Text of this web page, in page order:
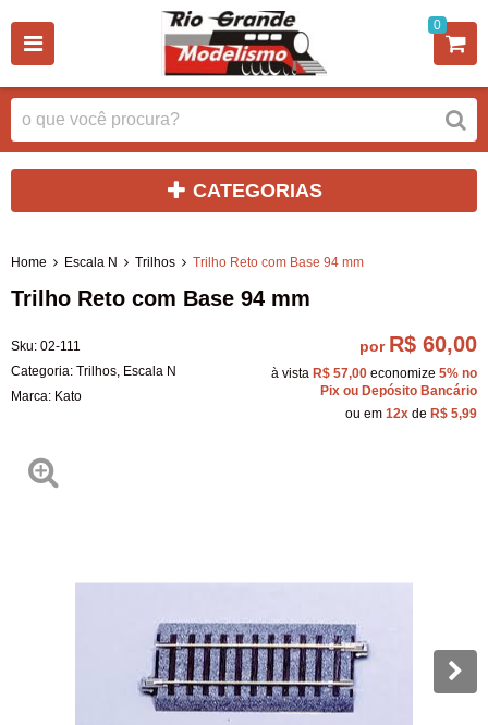
0
CATEGORIAS
Home Escala N Trilhos Trilho Reto com Base 94 mm
Trilho Reto com Base 94 mm
Sku: 02-111
Categoria: Trilhos Escala N
Marca: Kato
por R$ 60,00
à vista R$ 57,00 economize 5% no
Pix ou Depósito Bancário
ou em 12x de R$ 5,99